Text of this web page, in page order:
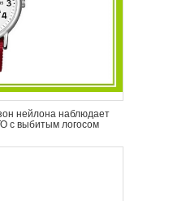
нейлона наблюдает
с выбитым логосом